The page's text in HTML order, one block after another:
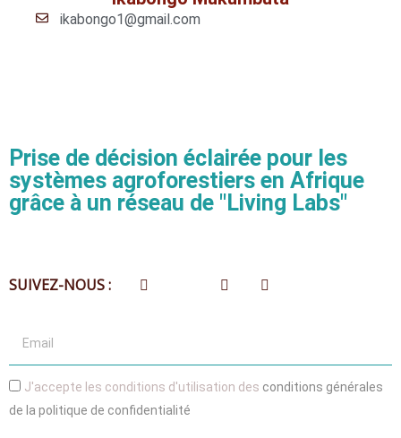
ikabongo1@gmail.com
Prise de décision éclairée pour les
systèmes agroforestiers en Afrique
grâce à un réseau de "Living Labs"
SUIVEZ-NOUS :
J'accepte les conditions d'utilisation des conditions générales
de la politique de confidentialité